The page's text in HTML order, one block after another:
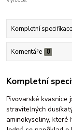
Kompletní specifikace
Komentáře 0
Kompletní
Pivovarské kvasnice
stravitelných
aminokyseliny, které